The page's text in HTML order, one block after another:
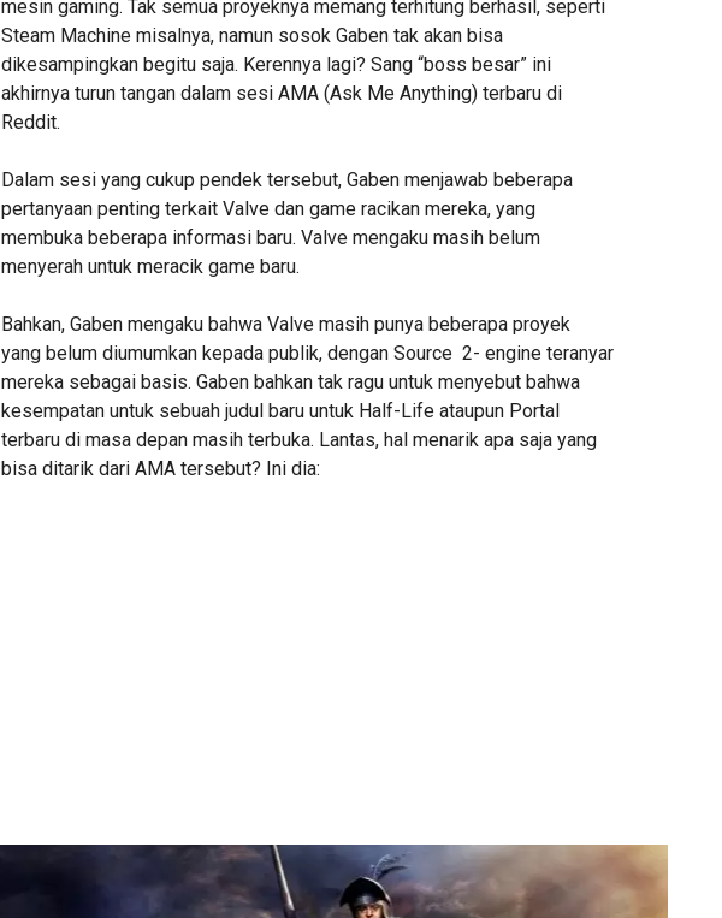
mesin gaming. Tak semua proyeknya memang terhitung berhasil, seperti
Steam Machine misalnya, namun sosok Gaben tak akan bisa
dikesampingkan begitu saja. Kerennya lagi? Sang “boss besar” ini
akhirnya turun tangan dalam sesi AMA (Ask Me Anything) terbaru di
Reddit.
Dalam sesi yang cukup pendek tersebut, Gaben menjawab beberapa
pertanyaan penting terkait Valve dan game racikan mereka, yang
membuka beberapa informasi baru. Valve mengaku masih belum
menyerah untuk meracik game baru.
Bahkan, Gaben mengaku bahwa Valve masih punya beberapa proyek
yang belum diumumkan kepada publik, dengan Source 2- engine teranyar
mereka sebagai basis. Gaben bahkan tak ragu untuk menyebut bahwa
kesempatan untuk sebuah judul baru untuk Half-Life ataupun Portal
terbaru di masa depan masih terbuka. Lantas, hal menarik apa saja yang
bisa ditarik dari AMA tersebut? Ini dia: